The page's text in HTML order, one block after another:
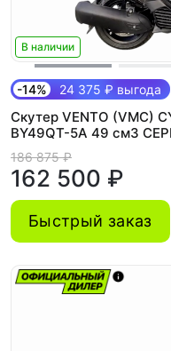
В наличии
-14% 24 375 ₽ выгода
Скутер VENTO (VMC)
BY49QT-5A 49 см3
панель, CBS, USB) MATT
186 875 ₽
162 500 ₽
Быстрый заказ